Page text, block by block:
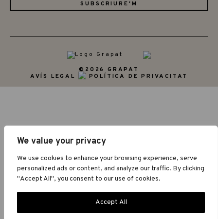
We value your privacy
We use cookies to enhance your browsing experience, serve
personalized ads or content, and analyze our traffic. By clicking
"Accept All", you consent to our use of cookies.
Accept All
©2026 GRAPAT
AVÍS LEGAL
POLÍTICA DE PRIVACITAT